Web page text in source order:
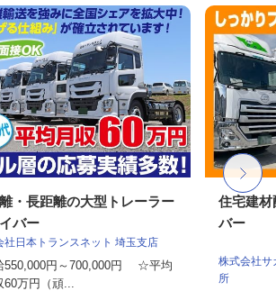
・長距離の大型トレーラー
バー
社日本トランスネット 埼玉支店
550,000円～700,000円 ☆平均
60万円（頑...
住宅建
バー
株式会社
所